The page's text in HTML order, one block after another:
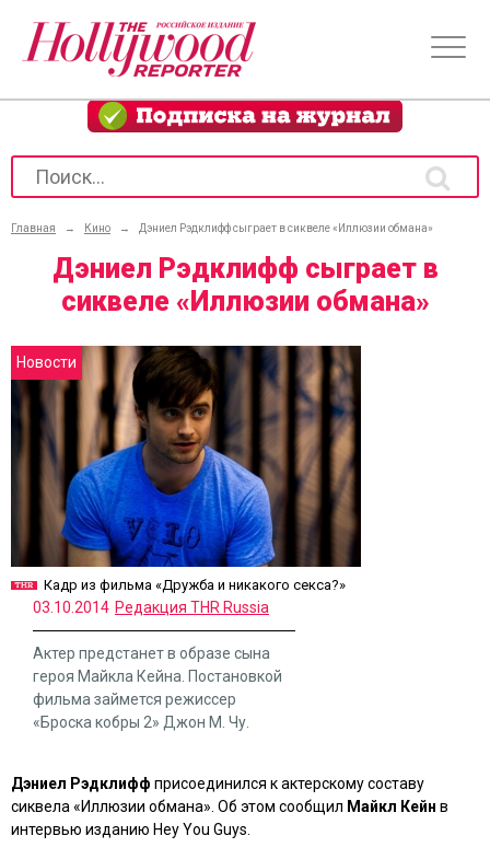
Главная → Кино → Дэниел Рэдклифф сыграет в сиквеле «Иллюзии обмана»
Дэниел Рэдклифф сыграет в
сиквеле «Иллюзии обмана»
Новости
Кадр из фильма «Дружба и никакого секса?»
03.10.2014 Редакция THR Russia
Актер предстанет в образе сына
героя Майкла Кейна. Постановкой
фильма займется режиссер
«Броска кобры 2» Джон М. Чу.
Дэниел Рэдклифф присоединился к актерскому составу
сиквела «Иллюзии обмана» . Об этом сообщил Майкл Кейн в
интервью изданию Hey You Guys.